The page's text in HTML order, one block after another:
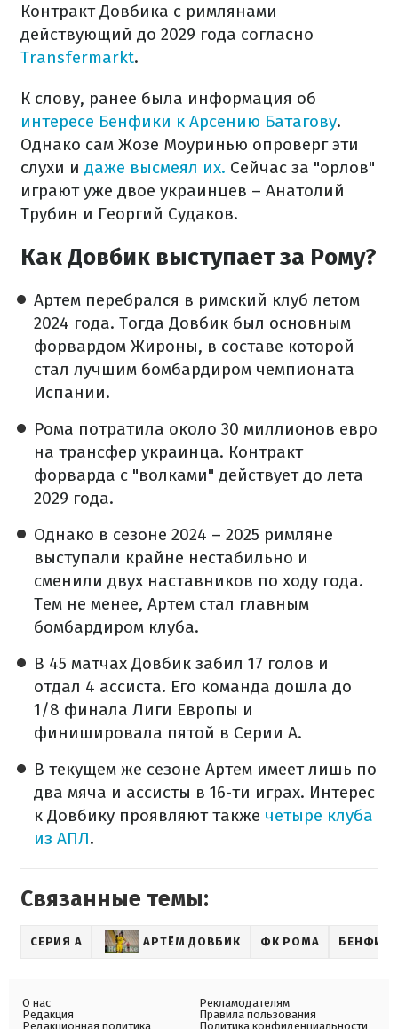
Контракт Довбика с римлянами
действующий до 2029 года согласно
Transfermarkt.
К слову, ранее была информация об
интересе Бенфики к Арсению Батагову.
Однако сам Жозе Моуринью опроверг эти
слухи и даже высмеял их. Сейчас за "орлов"
играют уже двое украинцев – Анатолий
Трубин и Георгий Судаков.
Как Довбик выступает за Рому?
Артем перебрался в римский клуб летом
2024 года. Тогда Довбик был основным
форвардом Жироны, в составе которой
стал лучшим бомбардиром чемпионата
Испании.
Рома потратила около 30 миллионов евро
на трансфер украинца. Контракт
форварда с "волками" действует до лета
2029 года.
Однако в сезоне 2024 – 2025 римляне
выступали крайне нестабильно и
сменили двух наставников по ходу года.
Тем не менее, Артем стал главным
бомбардиром клуба.
В 45 матчах Довбик забил 17 голов и
отдал 4 ассиста. Его команда дошла до
1/8 финала Лиги Европы и
финишировала пятой в Серии А.
В текущем же сезоне Артем имеет лишь по
два мяча и ассисты в 16-ти играх. Интерес
к Довбику проявляют также четыре клуба
из АПЛ.
Связанные темы:
СЕРИЯ А АРТЁМ ДОВБИК ФК РОМА БЕНФИКА
О нас
Редакция
Редакционная политика
Рекламодателям
Правила пользования
Политика конфиденциальности